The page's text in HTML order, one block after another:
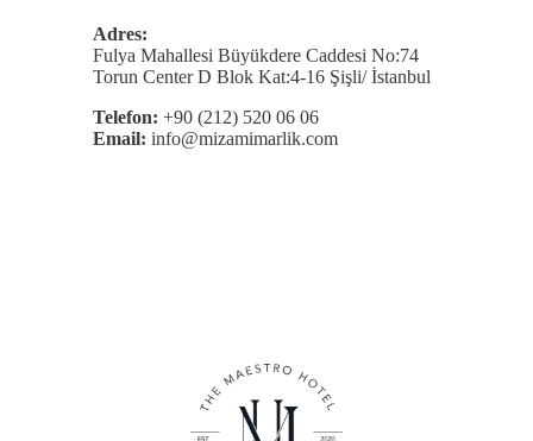
Adres:
Fulya Mahallesi Büyükdere Caddesi No:74
Torun Center D Blok Kat:4-16 Şişli/ İstanbul
Telefon: +90 (212) 520 06 06
Email: info@mizamimarlik.com